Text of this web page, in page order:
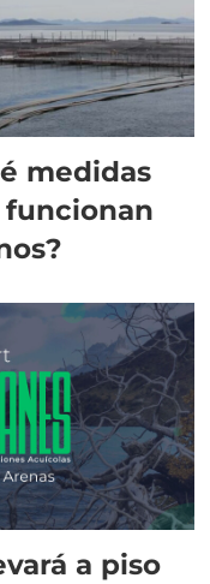
medidas
a piso